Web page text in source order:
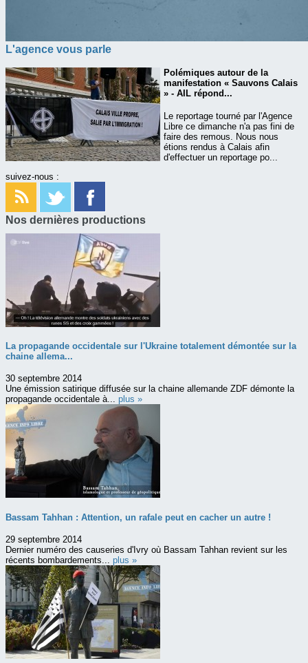
L'agence vous parle
Polémiques autour de la
manifestation « Sauvons Calais
» - AIL répond...
Le reportage tourné par l'Agence
Libre ce dimanche n'a pas fini de
faire des remous. Nous nous
étions rendus à Calais afin
d'effectuer un reportage po...
suivez-nous :
Nos dernières productions
La propagande occidentale sur l'Ukraine totalement démontée sur la
chaine allema...
30 septembre 2014
Une émission satirique diffusée sur la chaine allemande ZDF démonte la
propagande occidentale à... plus »
Bassam Tahhan : Attention, un rafale peut en cacher un autre !
29 septembre 2014
Dernier numéro des causeries d'Ivry où Bassam Tahhan revient sur les
récents bombardements... plus »